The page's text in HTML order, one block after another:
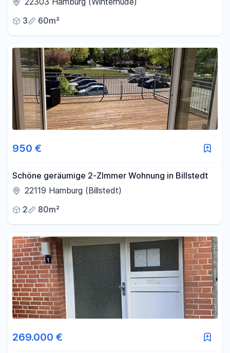
3
60m²
950 €
Schöne geräumige 2-ZImmer Wohnung in Billstedt
22119 Hamburg (Billstedt)
2
80m²
269.000 €